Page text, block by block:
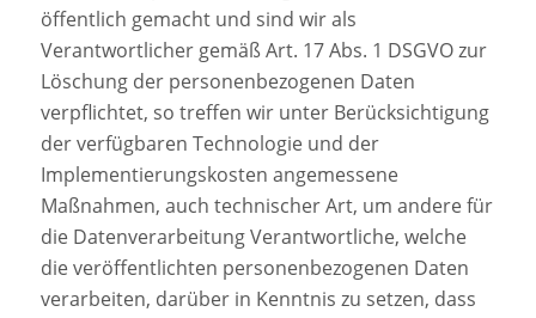
öffentlich gemacht und sind wir als
Verantwortlicher gemäß Art. 17 Abs. 1 DSGVO zur
Löschung der personenbezogenen Daten
verpflichtet, so treffen wir unter Berücksichtigung
der verfügbaren Technologie und der
Implementierungskosten angemessene
Maßnahmen, auch technischer Art, um andere für
die Datenverarbeitung Verantwortliche, welche
die veröffentlichten personenbezogenen Daten
verarbeiten, darüber in Kenntnis zu setzen, dass